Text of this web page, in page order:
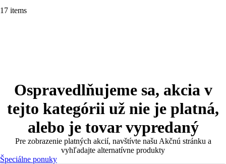
17 items
Ospravedlňujeme sa, akcia v
tejto kategórii už nie je platná,
alebo je tovar vypredaný
Pre zobrazenie platných akcií, navštívte našu Akčnú stránku a
vyhľadajte alternatívne produkty
Špeciálne ponuky